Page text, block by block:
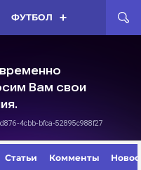
ФУТБОЛ
Статьи Комменты